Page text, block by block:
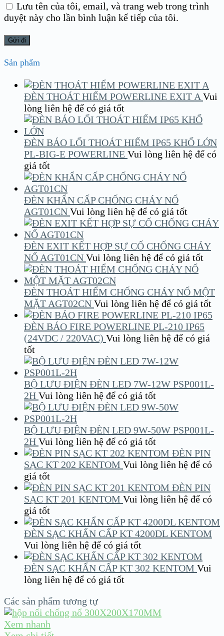
Lưu tên của tôi, email, và trang web trong trình
duyệt này cho lần bình luận kế tiếp của tôi.
Sản phẩm
ĐÈN THOÁT HIỂM POWERLINE EXIT A Vui
lòng liên hệ để có giá tốt
ĐÈN BÁO LỐI THOÁT HIỂM IP65 KHỔ LỚN
PL-BIG-E POWERLINE Vui lòng liên hệ để có
giá tốt
ĐÈN KHẨN CẤP CHỐNG CHÁY NỔ
AGT01CN Vui lòng liên hệ để có giá tốt
ĐÈN EXIT KẾT HỢP SỰ CỐ CHỐNG CHÁY
NỔ AGT01CN Vui lòng liên hệ để có giá tốt
ĐÈN THOÁT HIỂM CHỐNG CHÁY NỔ MỘT
MẶT AGT02CN Vui lòng liên hệ để có giá tốt
ĐÈN BÁO FIRE POWERLINE PL-210 IP65
(24VDC / 220VAC) Vui lòng liên hệ để có giá
tốt
BỘ LƯU ĐIỆN ĐÈN LED 7W-12W PSP001L-
2H Vui lòng liên hệ để có giá tốt
BỘ LƯU ĐIỆN ĐÈN LED 9W-50W PSP001L-
2H Vui lòng liên hệ để có giá tốt
ĐÈN PIN
SẠC KT 202 KENTOM Vui lòng liên hệ để có
giá tốt
ĐÈN PIN
SẠC KT 201 KENTOM Vui lòng liên hệ để có
giá tốt
ĐÈN SẠC KHẨN CẤP KT 4200DL KENTOM
Vui lòng liên hệ để có giá tốt
ĐÈN SẠC KHẨN CẤP KT 302 KENTOM Vui
lòng liên hệ để có giá tốt
Các sản phẩm tương tự
Xem nhanh